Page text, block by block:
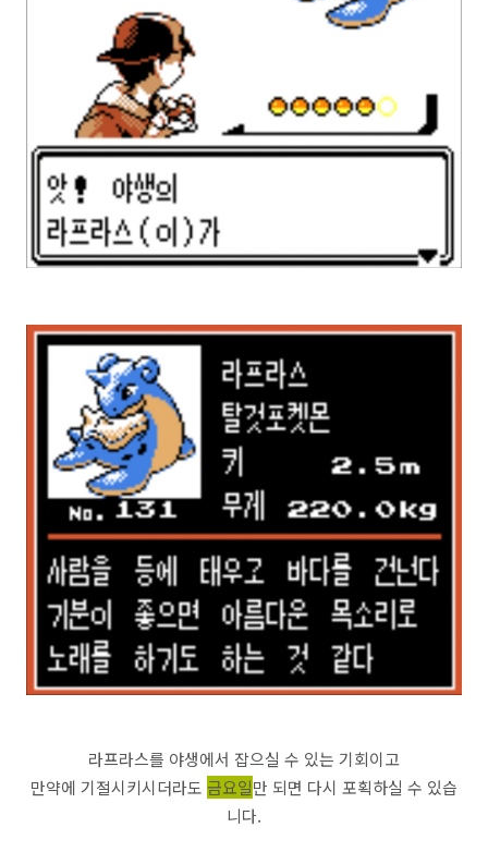
라프라스를 야생에서 잡으실 수 있는 기회이고
만약에 기절시키시더라도 금요일만 되면 다시 포획하실 수 있습
니다.